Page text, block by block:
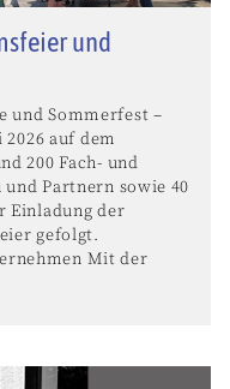
und
und Sommerfest –
auf dem
200 Fach- und
Partnern sowie 40
Einladung der
gefolgt.
Mit der